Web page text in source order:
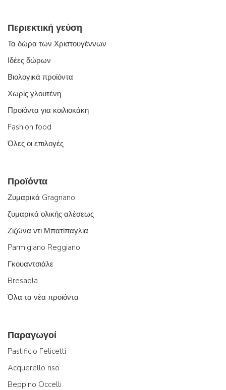
Περιεκτική γεύση
Τα δώρα των Χριστουγέννων
Ιδέες δώρων
Βιολογικά προϊόντα
Χωρίς γλουτένη
Προϊόντα για κοιλιοκάκη
Fashion food
Όλες οι επιλογές
Προϊόντα
Ζυμαρικά Gragnano
ζυμαρικά ολικής αλέσεως
Ζιζώνα ντι Μπατίπαγλια
Parmigiano Reggiano
Γκουαντσιάλε
Bresaola
Όλα τα νέα προϊόντα
Παραγωγοί
Pastificio Felicetti
Acquerello riso
Beppino Occelli